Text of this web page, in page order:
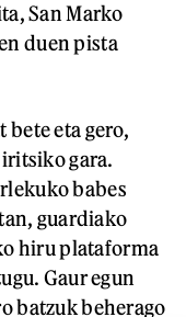
San Marko
duen pista
eta gero,
gara.
babes
guardiako
hiru plataforma
Gaur egun
batzuk beherago